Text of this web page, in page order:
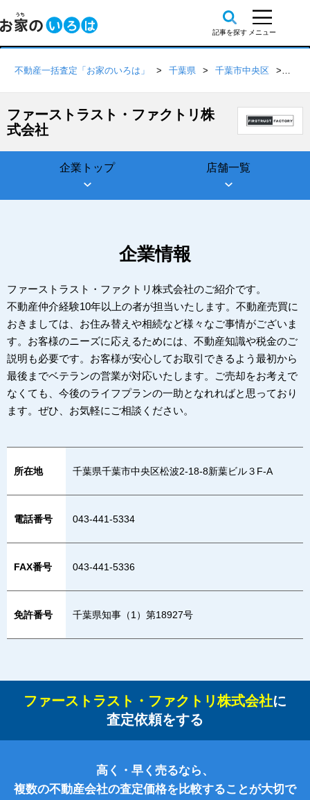
不動産一括査定「お家のいろは」 千葉県 千葉市中央区
ファーストラスト・ファクトリ株
式会社
企業トップ 店舗一覧
企業情報
ファーストラスト・ファクトリ株式会社のご紹介です。
不動産仲介経験10年以上の者が担当いたします。不動産売買に
おきましては、お住み替えや相続など様々なご事情がございま
す。お客様のニーズに応えるためには、不動産知識や税金のご
説明も必要です。お客様が安心してお取引できるよう最初から
最後までベテランの営業が対応いたします。ご売却をお考えで
なくても、今後のライフプランの一助となれればと思っており
ます。ぜひ、お気軽にご相談ください。
所在地 千葉県千葉市中央区松波2-18-8新葉ビル３F-A
電話番号 043-441-5334
FAX番号 043-441-5336
免許番号 千葉県知事（1）第18927号
ファーストラスト・ファクトリ株式会社に
査定依頼をする
高く・早く売るなら、
複数の不動産会社の査定価格を比較することが大切で